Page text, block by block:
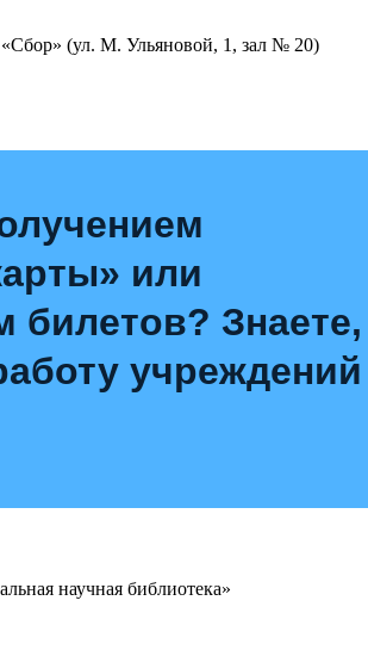
(ул. М. Ульяновой, 1, зал № 20)
или
билетов? Знаете,
учреждений
научная библиотека»